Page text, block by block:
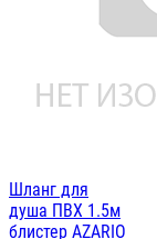
Шланг для
душа ПВХ 1.5м
блистер AZARIO